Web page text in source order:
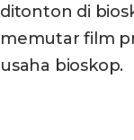
ditonton di
memutar film
usaha bioskop.